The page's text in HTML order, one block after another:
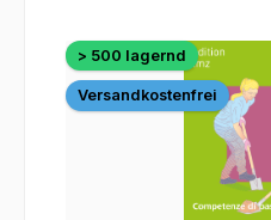
> 500 lagernd
Versandkostenfrei